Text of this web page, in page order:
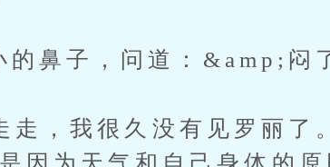
鼻子，问道：&amp;闷
，我很久没有见罗丽了